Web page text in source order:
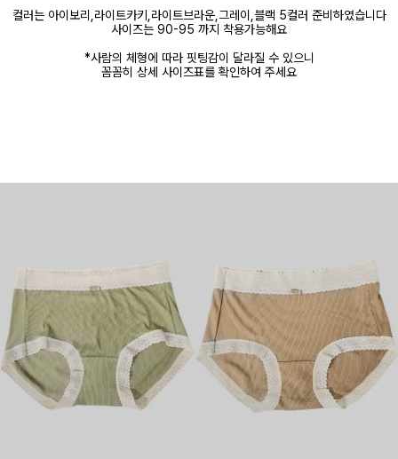
컬러는 아이보리,라이트카키,라이트브라운,그레이,블랙 5컬러 준비하였습니다
사이즈는 90-95 까지 착용가능해요
*사람의 체형에 따라 핏팅감이 달라질 수 있으니
꼼꼼히 상세 사이즈표를 확인하여 주세요